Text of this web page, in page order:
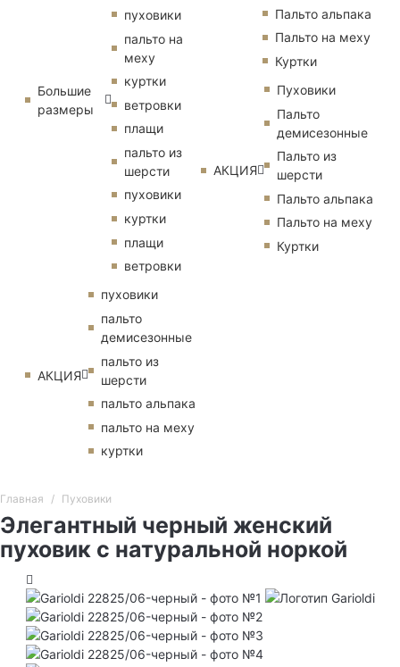
Большие
размеры
пуховики
пальто на
меху
куртки
ветровки
плащи
пальто из
шерсти
пуховики
куртки
плащи
ветровки
АКЦИЯ
пуховики
пальто
демисезонные
пальто из
шерсти
пальто альпака
пальто на меху
куртки
Пальто альпака
Пальто на меху
Куртки
АКЦИЯ
Пуховики
Пальто
демисезонные
Пальто из
шерсти
Пальто альпака
Пальто на меху
Куртки
Главная Пуховики
Элегантный черный женский
пуховик с натуральной норкой